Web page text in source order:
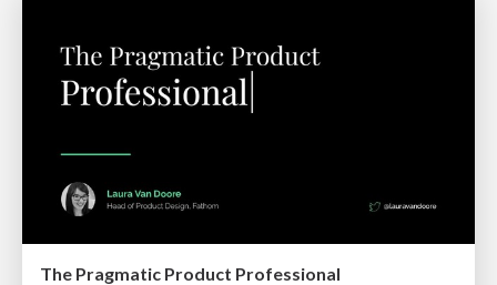
The Pragmatic Product Professional